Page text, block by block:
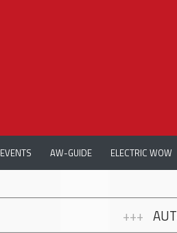
EVENTS AW-GUIDE ELECTRIC WOW
AUTOMECHANIKA